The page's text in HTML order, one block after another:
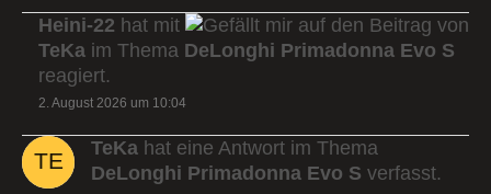
Heini-22 hat mit
auf den Beitrag von
TeKa im Thema DeLonghi Primadonna Evo S
reagiert.
2. August 2026 um 10:04
TeKa hat eine Antwort im Thema
DeLonghi Primadonna Evo S verfasst.